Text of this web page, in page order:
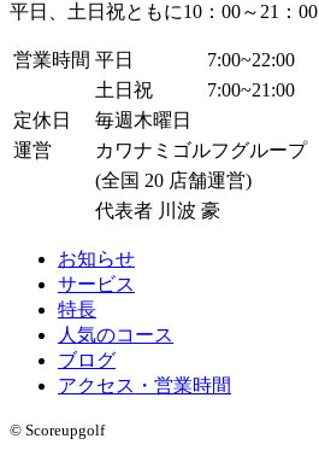
平日、土日祝ともに10：00～21：00
営業時間 平日
7:00~22:00
土日祝
7:00~21:00
定休日
毎週木曜日
運営
カワナミゴルフグループ
(全国 20 店舗運営)
代表者 川波 豪
お知らせ
サービス
特長
人気のコース
ブログ
アクセス・営業時間
© Scoreupgolf